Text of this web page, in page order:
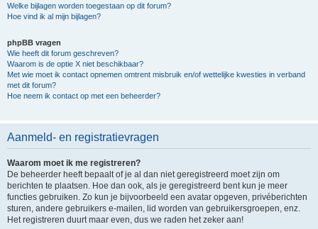
Welke bijlagen worden toegestaan op dit forum?
Hoe vind ik al mijn bijlagen?
phpBB vragen
Wie heeft dit forum geschreven?
Waarom is de optie X niet beschikbaar?
Met wie moet ik contact opnemen omtrent misbruik en/of wettelijke kwesties in verband
met dit forum?
Hoe neem ik contact op met een beheerder?
Aanmeld- en registratievragen
Waarom moet ik me registreren?
De beheerder heeft bepaalt of je al dan niet geregistreerd moet zijn om
berichten te plaatsen. Hoe dan ook, als je geregistreerd bent kun je meer
functies gebruiken. Zo kun je bijvoorbeeld een avatar opgeven, privéberichten
sturen, andere gebruikers e-mailen, lid worden van gebruikersgroepen, enz.
Het registreren duurt maar even, dus we raden het zeker aan!